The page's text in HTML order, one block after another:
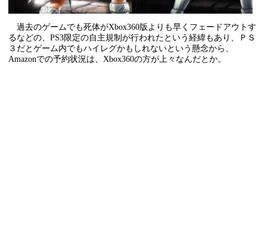
過去のゲームでも死体がXbox360版よりも早くフェードアウトす
るなどの、PS3限定の自主規制が行われたという経緯もあり、ＰＳ
３だとゲーム内でもハイレグかもしれないという懸念から、
Amazonでの予約状況は、Xbox360の方が上々なんだとか。